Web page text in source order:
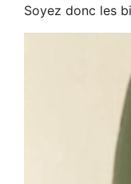
Soyez donc les